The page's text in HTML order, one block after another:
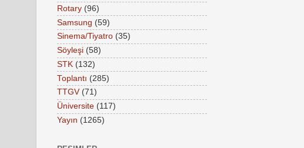
Rotary (96)
Samsung (59)
Sinema/Tiyatro (35)
Söyleşi (58)
STK (132)
Toplantı (285)
TTGV (71)
Üniversite (117)
Yayın (1265)